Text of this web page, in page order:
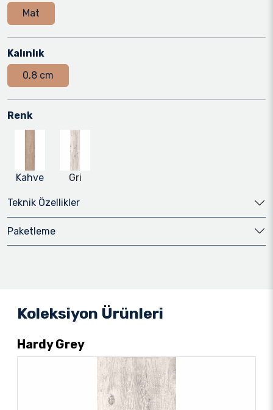
Mat
Kalınlık
0,8 cm
Renk
Kahve Gri
Teknik Özellikler
Paketleme
Koleksiyon Ürünleri
Hardy Grey